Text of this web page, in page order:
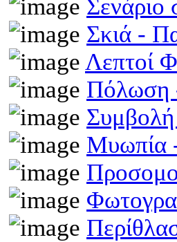
Σενάριο
Σκιά -
Λεπτοί
Πόλωση
Μυωπία